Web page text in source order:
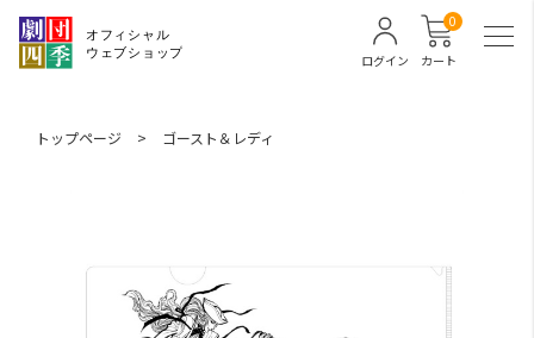
カート
0
ログイン
トップページ > ゴースト＆レディ